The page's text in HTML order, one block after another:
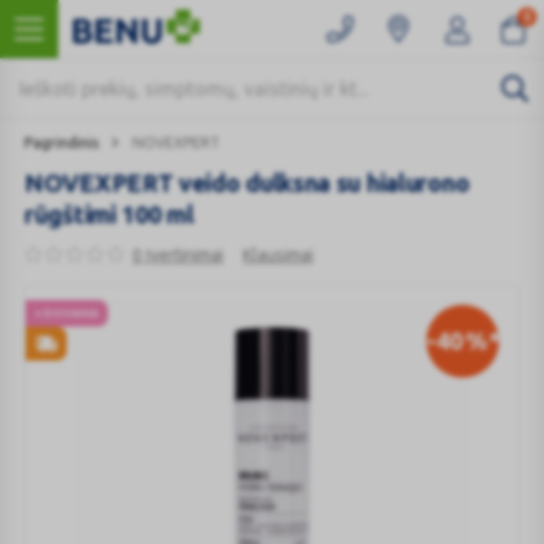
0
Pagrindinis NOVEXPERT
0 Įvertinimai Klausimai
NOVEXPERT veido dulksna su hialurono
rūgštimi 100 ml
+ DOVANA
-40%*